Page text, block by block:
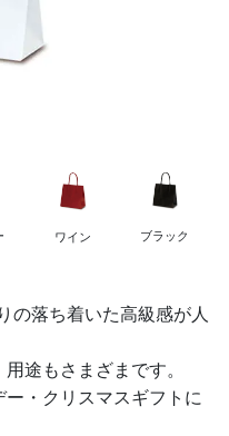
ワイン ブラック
の落ち着いた高級感が人
途もさまざまです。
・クリスマスギフトに